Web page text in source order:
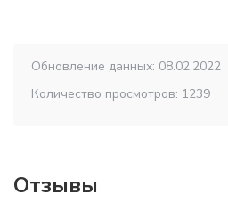
Обновление данных: 08.02.2022
Количество просмотров: 1239
Отзывы